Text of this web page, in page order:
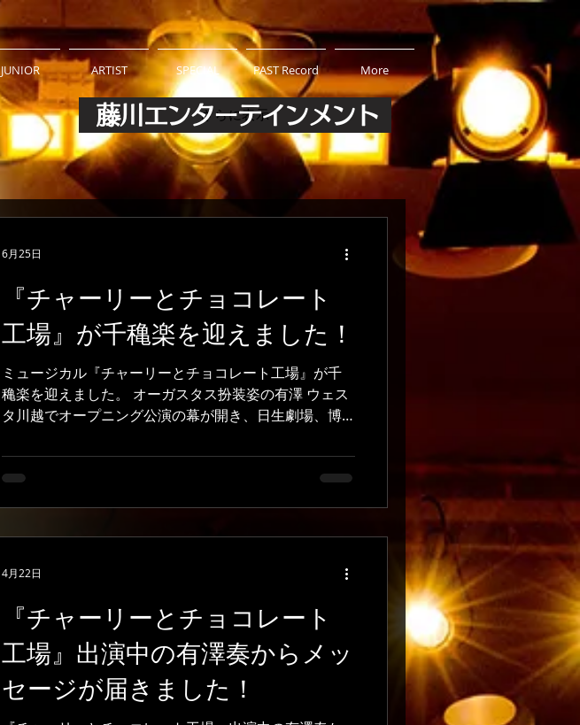
JUNIOR ARTIST SPECIAL PAST Record More
さらに表示
藤川エンターテインメント
『チャーリーとチョコレート
工場』が千穐楽を迎えました！
ミュージカル『チャーリーとチョコレート工場』が千
穐楽を迎えました。 オーガスタス扮装姿の有澤 ウェス
タ川越でオープニング公演の幕が開き、日生劇場、博
客様にお会いできました。 有澤からのコメントを紹介
します。 『チャーリーとチョコレート工場』を終えて
ありました。優しいカンパニーの皆さんと助けてくれ
る家族のおかげでもありました。 『チャーリーとチ
ョコレート工場』はファンタジーな世界で、オーガス
タスはどんな性格なのか、どんな表情をするのか悩ま
されました。それを助けてくれたのが今回お母さん役
の鈴木ほのかさんでした。いつでも気にかけてくれ
て、悩んでいるとすぐにアドバイスをしてくれまし
た。また、演出のウォーリー木下さんにもたくさん教
6月25日
『チャーリーとチョコレート
工場』出演中の有澤奏からメッ
セージが届きました！
4月22日